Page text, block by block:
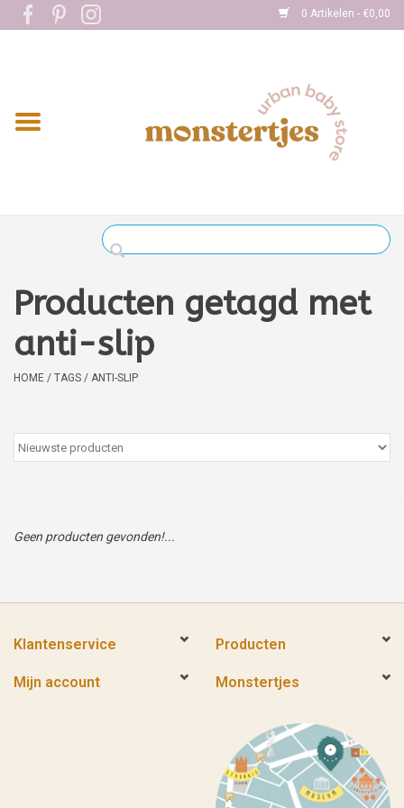
0 Artikelen - €0,00
Home
Kleding
Verzorging
Boekjes
kaartjes
Sales
Merken
Producten getagd met
anti-slip
HOME / TAGS / ANTI-SLIP
Geen producten gevonden!...
Klantenservice Producten
Mijn account Monstertjes